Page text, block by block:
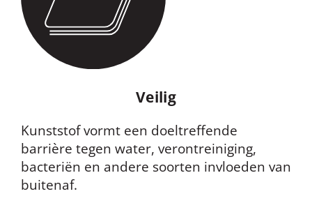
Veilig
Kunststof vormt een doeltreffende
barrière tegen water, verontreiniging,
bacteriën en andere soorten invloeden van
buitenaf.